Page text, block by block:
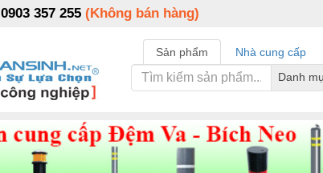
0903 357 255 (Không bán hàng)
Sản phẩm Nhà cung cấp
Danh